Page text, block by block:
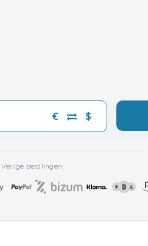
€ $
Veilige betalingen